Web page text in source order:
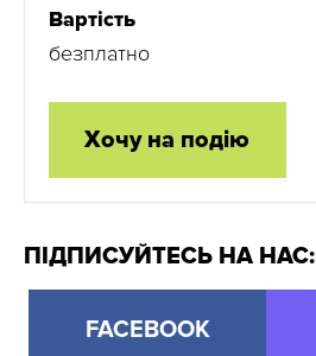
Вартість
безплатно
Хочу на подію
ПІДПИСУЙТЕСЬ НА НАС:
FACEBOOK